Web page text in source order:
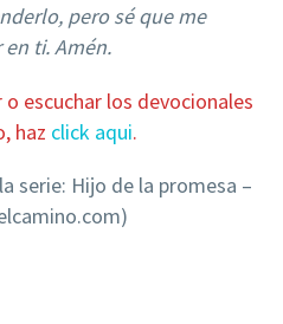
pero sé que me
ti. Amén.
escuchar los devocionales
haz click aqui.
serie: Hijo de la promesa –